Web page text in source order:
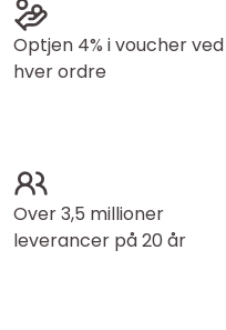
Optjen 4% i voucher ved
hver ordre
Over 3,5 millioner
leverancer på 20 år